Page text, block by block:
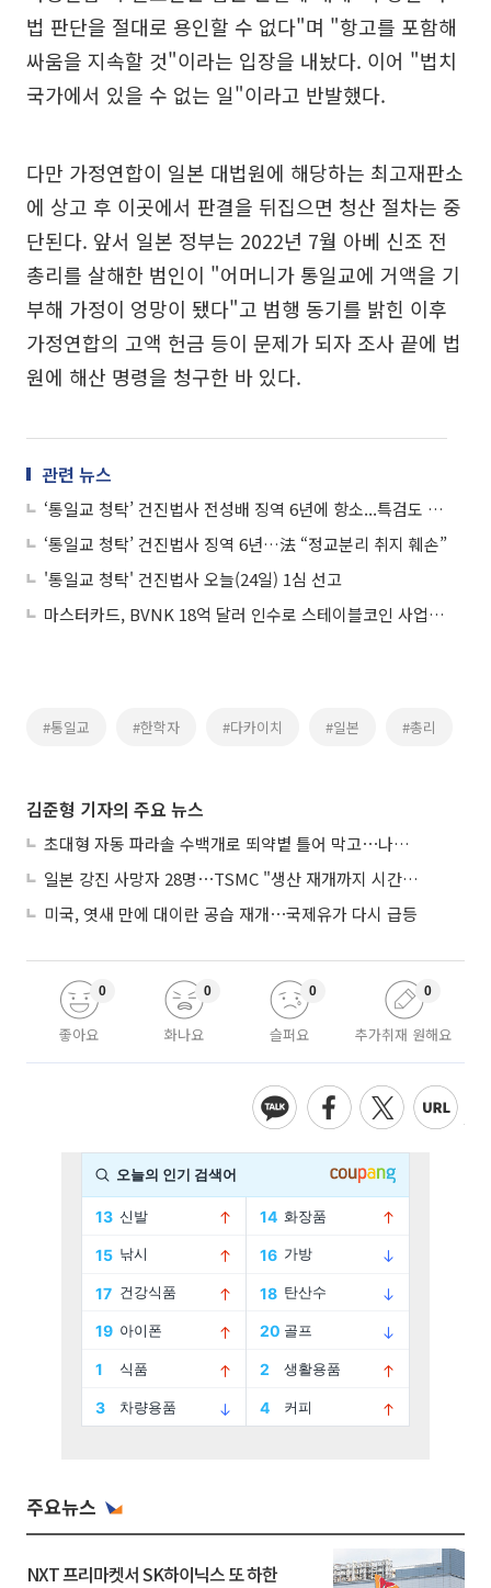
법 판단을 절대로 용인할 수 없다"며 "항고를 포함해
싸움을 지속할 것"이라는 입장을 내놨다. 이어 "법치
국가에서 있을 수 없는 일"이라고 반발했다.
다만 가정연합이 일본 대법원에 해당하는 최고재판소
에 상고 후 이곳에서 판결을 뒤집으면 청산 절차는 중
단된다. 앞서 일본 정부는 2022년 7월 아베 신조 전
총리를 살해한 범인이 "어머니가 통일교에 거액을 기
부해 가정이 엉망이 됐다"고 범행 동기를 밝힌 이후
가정연합의 고액 헌금 등이 문제가 되자 조사 끝에 법
원에 해산 명령을 청구한 바 있다.
관련 뉴스
‘통일교 청탁’ 건진법사 전성배 징역 6년에 항소...특검도 항소장
‘통일교 청탁’ 건진법사 징역 6년…法 “정교분리 취지 훼손”
'통일교 청탁' 건진법사 오늘(24일) 1심 선고
마스터카드, BVNK 18억 달러 인수로 스테이블코인 사업 본격 확장
#통일교 #한학자 #다카이치 #일본 #총리
김준형 기자의 주요 뉴스
초대형 자동 파라솔 수백개로 뙤약볕 틀어 막고⋯나라별 폭염 생존법
일본 강진 사망자 28명⋯TSMC "생산 재개까지 시간 필요해"
미국, 엿새 만에 대이란 공습 재개⋯국제유가 다시 급등
좋아요
0
화나요
0
슬퍼요
0
추가취재 원해요
0
주요뉴스
NXT 프리마켓서 SK하이닉스 또 하한